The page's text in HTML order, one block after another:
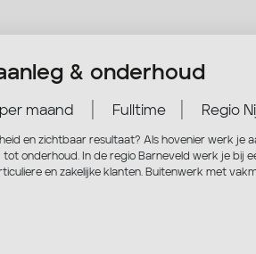
& onderhoud
maand Fulltime Regio
en zichtbaar resultaat? Als hovenier werk je
tot onderhoud. In de regio Barneveld werk je bij
en zakelijke klanten. Buitenwerk met